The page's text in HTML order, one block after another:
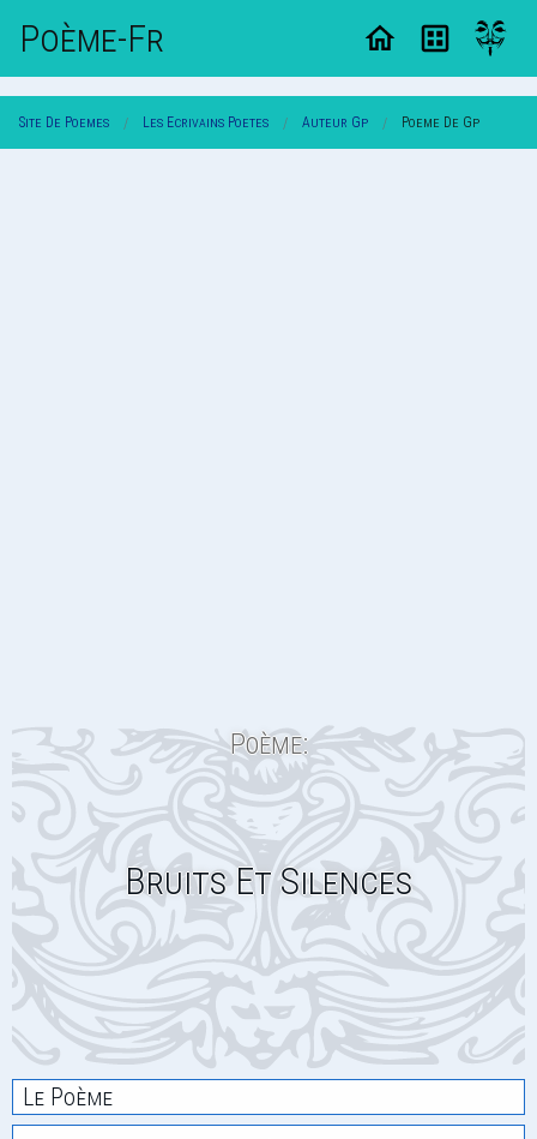
Poème-Fr
Site De Poemes Les Ecrivains Poetes Auteur Gp Poeme De Gp
Poème:
Bruits Et Silences
Le Poème